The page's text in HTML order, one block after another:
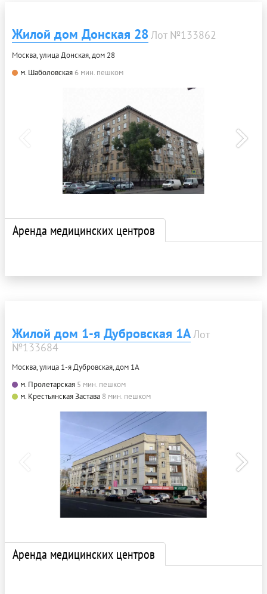
Жилой дом Донская 28Лот №133862
Москва, улица Донская, дом 28
м. Шаболовская 6 мин. пешком
Аренда медицинских центров
Жилой дом 1-я Дубровская 1АЛот
№133684
Москва, улица 1-я Дубровская, дом 1А
м. Пролетарская 5 мин. пешком
м. Крестьянская Застава 8 мин. пешком
Аренда медицинских центров